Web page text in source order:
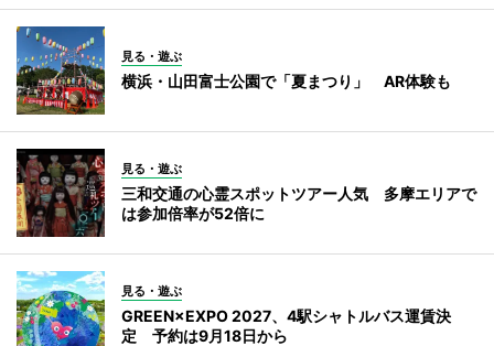
見る・遊ぶ
横浜・山田富士公園で「夏まつり」 AR体験も
見る・遊ぶ
三和交通の心霊スポットツアー人気 多摩エリアで
は参加倍率が52倍に
見る・遊ぶ
GREEN×EXPO 2027、4駅シャトルバス運賃決
定 予約は9月18日から